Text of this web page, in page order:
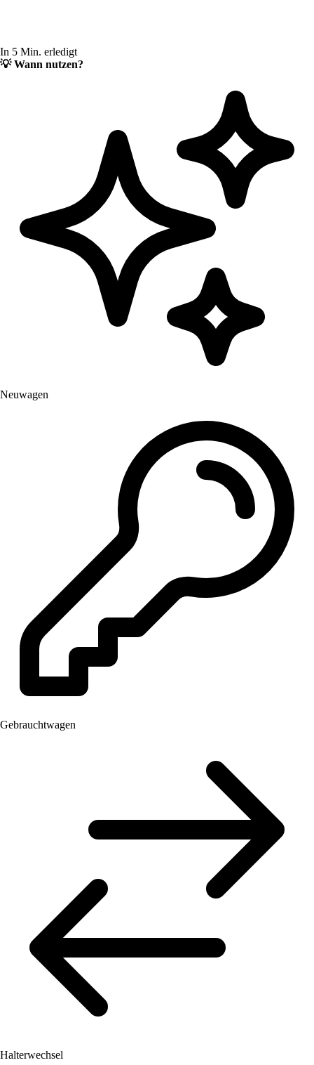
In 5 Min. erledigt
💡Wann nutzen?
Neuwagen
Gebrauchtwagen
Halterwechsel